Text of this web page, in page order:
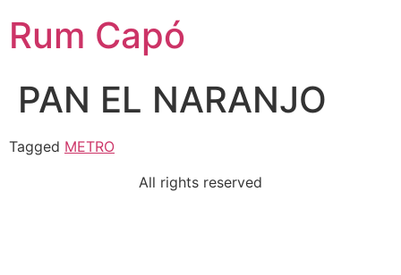
Rum Capó
PAN EL NARANJO
Tagged METRO
All rights reserved